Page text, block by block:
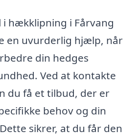
i hækklipning i Fårvang
en uvurderlig hjælp, når
din hedges
Ved at kontakte
du få et tilbud, der er
behov og din
sikrer, at du får den